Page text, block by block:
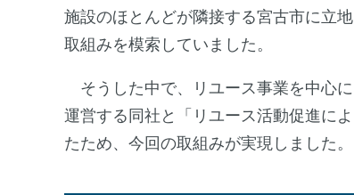
施設のほとんどが隣接する宮古市に立
取組みを模索していました。
そうした中で、リユース事業を中心
運営する同社と「リユース活動促進に
たため、今回の取組みが実現しました。